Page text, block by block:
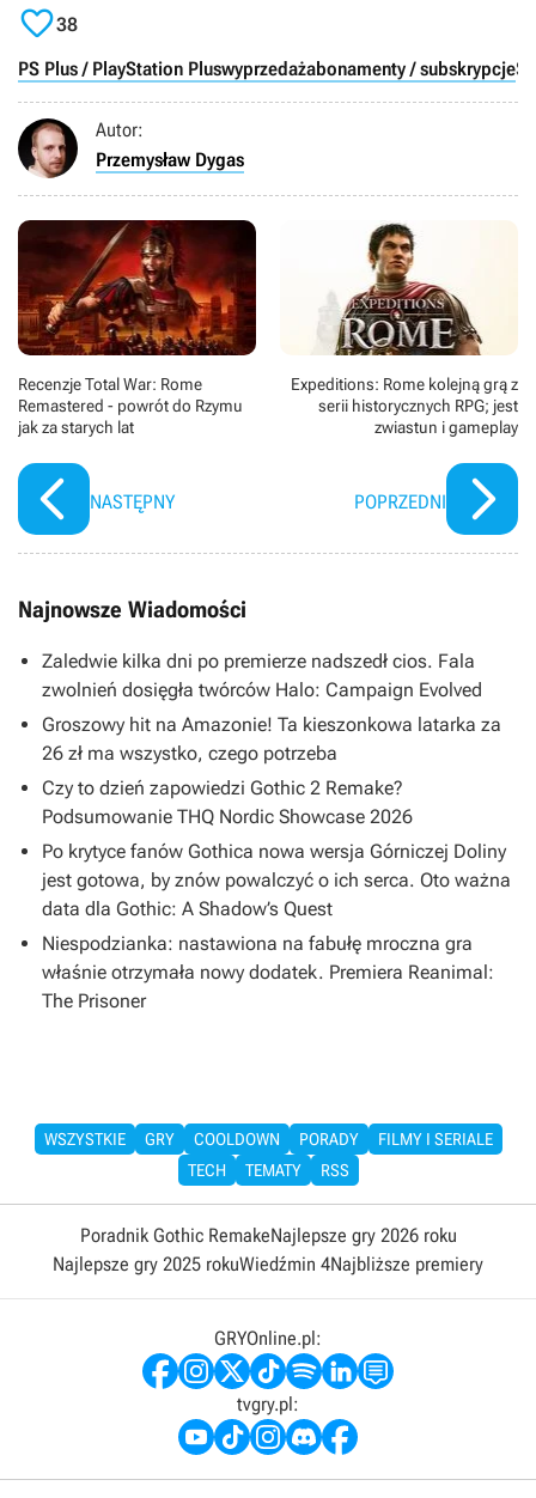
38
PS Plus / PlayStation Pluswyprzedażabonamenty / subskrypcje
Autor:
Przemysław Dygas
Recenzje Total War: Rome
Remastered - powrót do Rzymu
jak za starych lat
NASTĘPNY
Expeditions: Rome kolejną grą z
serii historycznych RPG; jest
zwiastun i gameplay
POPRZEDNI
Najnowsze Wiadomości
Zaledwie kilka dni po premierze nadszedł cios. Fala
zwolnień dosięgła twórców Halo: Campaign Evolved
Groszowy hit na Amazonie! Ta kieszonkowa latarka za
26 zł ma wszystko, czego potrzeba
Czy to dzień zapowiedzi Gothic 2 Remake?
Podsumowanie THQ Nordic Showcase 2026
Po krytyce fanów Gothica nowa wersja Górniczej Doliny
jest gotowa, by znów powalczyć o ich serca. Oto ważna
data dla Gothic: A Shadow’s Quest
Niespodzianka: nastawiona na fabułę mroczna gra
właśnie otrzymała nowy dodatek. Premiera Reanimal:
The Prisoner
WSZYSTKIE GRY COOLDOWN PORADY
FILMY I SERIALE
TECH
TEMATY RSS
Poradnik Gothic RemakeNajlepsze gry 2026 roku
Najlepsze gry 2025 rokuWiedźmin 4Najbliższe premiery
GRYOnline.pl:
tvgry.pl: